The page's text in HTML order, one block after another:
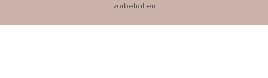
vorbehalten